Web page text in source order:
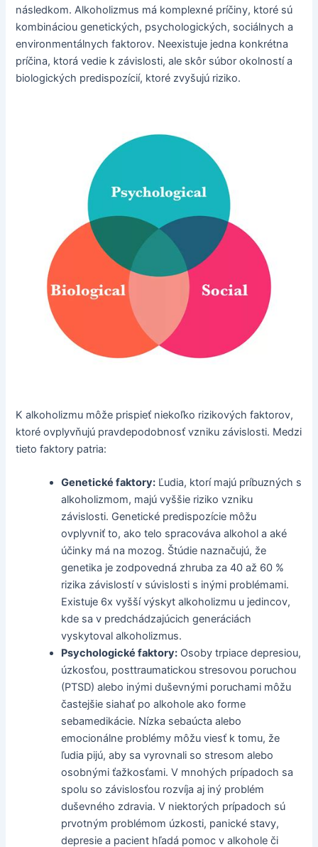
následkom. Alkoholizmus má komplexné príčiny, ktoré sú
kombináciou genetických, psychologických, sociálnych a
environmentálnych faktorov. Neexistuje jedna konkrétna
príčina, ktorá vedie k závislosti, ale skôr súbor okolností a
biologických predispozícií, ktoré zvyšujú riziko.
K alkoholizmu môže prispieť niekoľko rizikových faktorov,
ktoré ovplyvňujú pravdepodobnosť vzniku závislosti. Medzi
tieto faktory patria:
Genetické faktory: Ľudia, ktorí majú príbuzných s
alkoholizmom, majú vyššie riziko vzniku
závislosti. Genetické predispozície môžu
ovplyvniť to, ako telo spracováva alkohol a aké
účinky má na mozog. Štúdie naznačujú, že
genetika je zodpovedná zhruba za 40 až 60 %
rizika závislostí v súvislosti s inými problémami.
Existuje 6x vyšší výskyt alkoholizmu u jedincov,
kde sa v predchádzajúcich generáciách
vyskytoval alkoholizmus.
Psychologické faktory: Osoby trpiace depresiou,
úzkosťou, posttraumatickou stresovou poruchou
(PTSD) alebo inými duševnými poruchami môžu
častejšie siahať po alkohole ako forme
sebamedikácie. Nízka sebaúcta alebo
emocionálne problémy môžu viesť k tomu, že
ľudia pijú, aby sa vyrovnali so stresom alebo
osobnými ťažkosťami. V mnohých prípadoch sa
spolu so závislosťou rozvíja aj iný problém
duševného zdravia. V niektorých prípadoch sú
prvotným problémom úzkosti, panické stavy,
depresie a pacient hľadá pomoc v alkohole či